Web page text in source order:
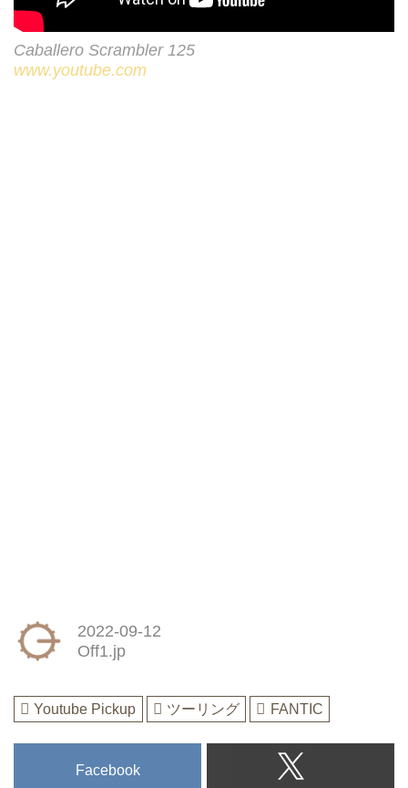
Caballero Scrambler 125
www.youtube.com
2022-09-12
Off1.jp
Youtube Pickup ツーリング FANTIC
Facebook